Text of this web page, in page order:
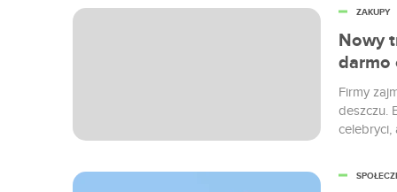
Nowy
darmo
Firmy
deszczu.
celebryci,
ZAKUPY